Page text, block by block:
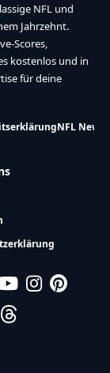
NFL und
Jahrzehnt.
Scores,
kostenlos und in
für deine
NFL News